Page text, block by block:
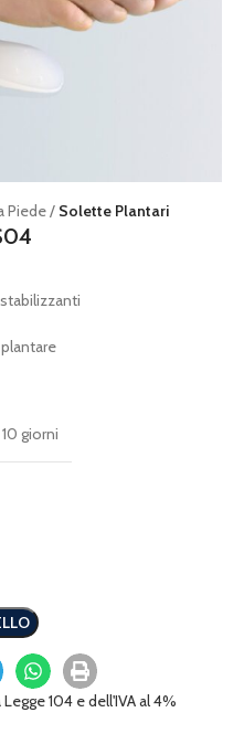
Piede Solette Plantari
10 giorni
104 e dell'IVA al 4%